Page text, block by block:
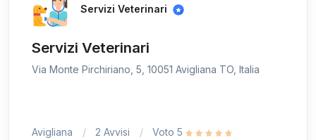
Servizi Veterinari
Servizi Veterinari
Via Monte Pirchiriano, 5, 10051 Avigliana TO, Italia
Avigliana 2 Avvisi Voto 5